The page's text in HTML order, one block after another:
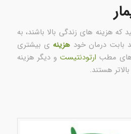
که هزینه های زندگی بالا باشند، به
بابت درمان خود هزینه ی بیشتری
های مطب ارتودنتیست و دیگر هزینه
هستند.